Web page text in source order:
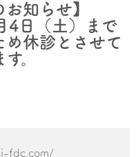
知らせ】
4日（土）まで
め休診とさせて
。
fdc.com/